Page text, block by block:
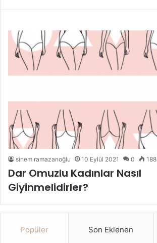
sinem ramazanoğlu 10 Eylül 2021 0 188
Dar Omuzlu Kadınlar Nasıl
Giyinmelidirler?
Popüler Son Eklenen